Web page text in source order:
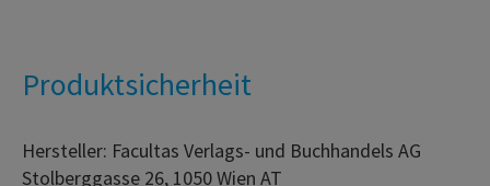
Produktsicherheit
Hersteller: Facultas Verlags- und Buchhandels AG
Stolberggasse 26, 1050 Wien AT